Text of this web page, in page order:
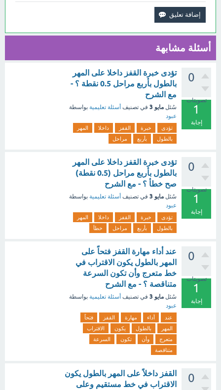
أسئلة مشابهة
0
تصويتات
1
إجابة
تؤدى خبرة القفز داخلا على المهر
بالطول بأربع مراحل 0.5 نقطة ؟ -
مع الشرح
سُئل مايو 3 في تصنيف أسئلة تعليمية بواسطة
عبود
تؤدى خبرة القفز داخلا
المهر
بالطول
بأربع مراحل
0
تصويتات
1
إجابة
تؤدى خبرة القفز داخلا على المهر
بالطول بأربع مراحل (0.5 نقطة)
صح خطأ ؟ - مع الشرح
سُئل مايو 3 في تصنيف أسئلة تعليمية بواسطة
عبود
تؤدى خبرة القفز داخلا
المهر
بالطول
بأربع مراحل خطأ
0
تصويتات
1
إجابة
عند أداء مهارة القفز فتحاً على
المهر بالطول يكون الاقتراب في
خط متعرج وأن تكون السرعة
متناقصة ؟ - مع الشرح
سُئل مايو 3 في تصنيف أسئلة تعليمية بواسطة
عبود
عند أداء مهارة القفز
فتحاً
المهر
بالطول يكون
الاقتراب
متعرج
وأن تكون
السرعة
متناقصة
0
القفز داخلاً على المهر بالطول يكون
الاقتراب في خط مستقيم وعلى